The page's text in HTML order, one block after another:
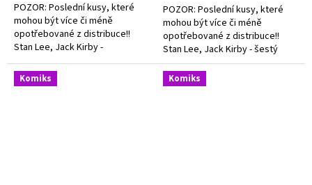
POZOR: Poslední kusy, které
mohou být více či méně
opotřebované z distribuce!!
Stan Lee, Jack Kirby -
celobarevný dobový komiks o
začátcích Fantastic Four.
POZOR: Poslední kusy, které
mohou být více či méně
opotřebované z distribuce!!
Stan Lee, Jack Kirby - šestý
svazek celobarevného komiksu
o začátcích Thora.
Komiks Komiks